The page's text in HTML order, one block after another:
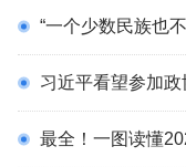
“一个少数民族也不能少”——记习
习近平看望参加
最全！一图读懂